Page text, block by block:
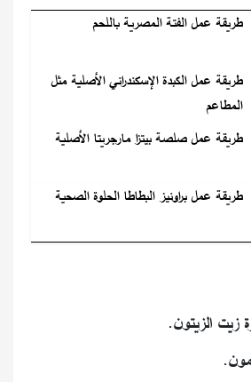
طريقة عمل الفتة المصرية باللحم
طريقة عمل الكبدة الإسكندراني الأصلية مثل
المطاعم
طريقة عمل صلصة بيتزا مارجريتا الأصلية
طريقة عمل براونيز البطاطا الحلوة الصحية